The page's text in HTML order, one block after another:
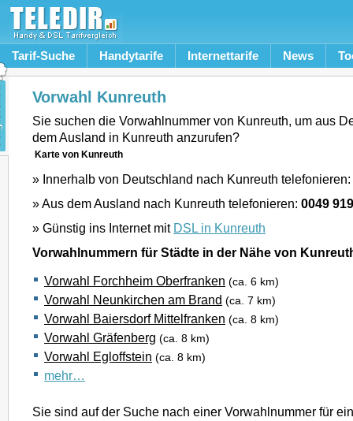
Tarif-Suche Handytarife Internettarife News
Vorwahl Kunreuth
Sie suchen die Vorwahlnummer von Kunreuth, um aus
dem Ausland in Kunreuth anzurufen?
Karte von Kunreuth
» Innerhalb von Deutschland nach Kunreuth telefonieren:
» Aus dem Ausland nach Kunreuth telefonieren: 0049
» Günstig ins Internet mit DSL in Kunreuth
Vorwahlnummern für Städte in der Nähe von
Vorwahl Forchheim Oberfranken (ca. 6 km)
Vorwahl Neunkirchen am Brand (ca. 7 km)
Vorwahl Baiersdorf Mittelfranken (ca. 8 km)
Vorwahl Gräfenberg (ca. 8 km)
Vorwahl Egloffstein (ca. 8 km)
mehr…
Sie sind auf der Suche nach einer Vorwahlnummer für